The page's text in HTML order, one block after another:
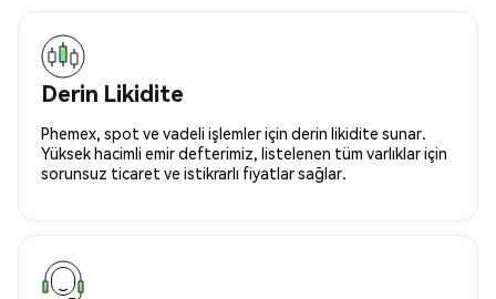
Derin Likidite
Phemex, spot ve vadeli işlemler için derin likidite sunar.
Yüksek hacimli emir defterimiz, listelenen tüm varlıklar için
sorunsuz ticaret ve istikrarlı fiyatlar sağlar.